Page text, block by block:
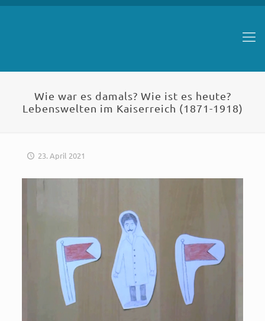
Wie war es damals? Wie ist es heute?
Lebenswelten im Kaiserreich (1871-1918)
23. April 2021